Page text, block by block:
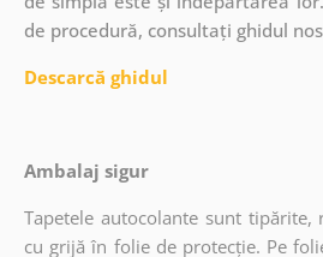
de procedură, consultați ghidul
Descarcă ghidul
Ambalaj sigur
Tapetele autocolante sunt
cu grijă în folie de protecție. Pe